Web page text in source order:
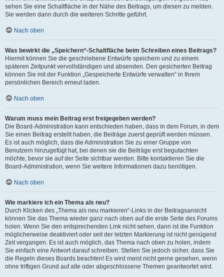
sehen Sie eine Schaltfläche in der Nähe des Beitrags, um diesen zu melden.
Sie werden dann durch die weiteren Schritte geführt.
Nach oben
Was bewirkt die „Speichern“-Schaltfläche beim Schreiben eines Beitrags?
Hiermit können Sie die geschriebene Entwürfe speichern und zu einem
späteren Zeitpunkt vervollständigen und absenden. Den gesicherten Beitrag
können Sie mit der Funktion „Gespeicherte Entwürfe verwalten“ in Ihrem
persönlichen Bereich erneut laden.
Nach oben
Warum muss mein Beitrag erst freigegeben werden?
Die Board-Administration kann entschieden haben, dass in dem Forum, in dem
Sie einen Beitrag erstellt haben, die Beiträge zuerst geprüft werden müssen.
Es ist auch möglich, dass die Administration Sie zu einer Gruppe von
Benutzern hinzugefügt hat, bei denen sie die Beiträge erst begutachten
möchte, bevor sie auf der Seite sichtbar werden. Bitte kontaktieren Sie die
Board-Administration, wenn Sie weitere Informationen dazu benötigen.
Nach oben
Wie markiere ich ein Thema als neu?
Durch Klicken des „Thema als neu markieren“-Links in der Beitragsansicht
können Sie das Thema wieder ganz nach oben auf die erste Seite des Forums
holen. Wenn Sie den entsprechenden Link nicht sehen, dann ist die Funktion
möglicherweise deaktiviert oder seit der letzten Markierung ist nicht genügend
Zeit vergangen. Es ist auch möglich, das Thema nach oben zu holen, indem
Sie einfach eine Antwort darauf schreiben. Stellen Sie jedoch sicher, dass Sie
die Regeln dieses Boards beachten! Es wird meist nicht gerne gesehen, wenn
ohne triftigen Grund auf alte oder abgeschlossene Themen geantwortet wird.